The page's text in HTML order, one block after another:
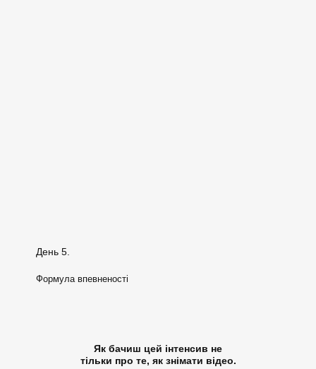
День 5.
Формула впевненості
Як бачиш цей інтенсив не
тільки про те, як знімати відео.